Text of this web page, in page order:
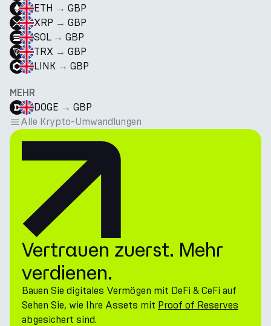
ETH → GBP
XRP → GBP
SOL → GBP
TRX → GBP
LINK → GBP
MEHR
DOGE → GBP
Alle Krypto-Umwandlungen
Vertrauen zuerst. Mehr
verdienen.
Bauen Sie digitales Vermögen mit DeFi & CeFi auf
Sehen Sie, wie Ihre Assets mit Proof of Reserves
abgesichert sind.